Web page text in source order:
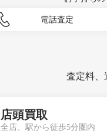
電話査定
査定料、
店頭買取
全店、駅から徒歩5分圏内